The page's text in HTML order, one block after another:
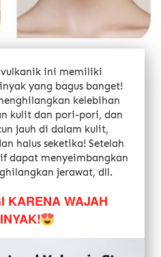
ini memiliki
yang bagus banget!
kelebihan
kulit dan pori-pori, dan
jauh di dalam kulit,
halus seketika! Setelah
dapat menyeimbangkan
jerawat, dll.
KARENA WAJAH